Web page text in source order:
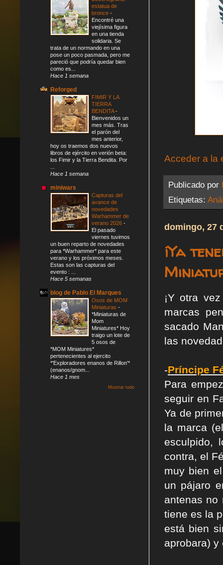
Acceder a la
Publicado por
Etiquetas:
domingo, 27
¡Ya
¡Y otra
marcas
sacado
las
-Príncipe
Para
seguir en
Ya de
la marca
esculpido,
contra, el
muy bien
un pájaro
antenas no
tiene es la
está bien
aprobara) y
estatua de
bronce -
Encontré una
viejísima figura
en una tienda
solidaria. Se
trata de un normando en una
pose un poco pasmada, pero me
pareció que podría quedar bien
como es...
Hace 1 semana
Reforged
FIMIR Y LA
TIERRA
BENDITA-
Bienvenidos un
mes más. Tras
el parón del
mes anterior,
hoy os traemos dos nuevos
libros de ejército en verión beta:
los Fimir y la Tierra Bendita. Por
Hace 1 semana
miniwars
Capturas del
avance de
novedades
Warhammer de
verano 2026 -
El pasado
viernes tuvimos
un buen reparto de novedades
para *Warhammer* para este
verano y los próximos meses.
Estas son las capturas del
evento : ...
Hace 5 semanas
blog de Pablo El Marques
Osos de MOM
Miniaturas -
*Miniaturas de
Mom
Miniatures* Hoy
traigo un lote de
5 osos de
*MOM Miniatures*
pertenecientes al ejercito
*'Exploradores enanos de Rillon'*
(enanos/gnom...
Hace 1 mes
Mostrar todo